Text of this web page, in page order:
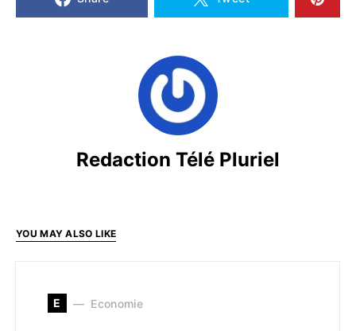
Redaction Télé Pluriel
YOU MAY ALSO LIKE
E Economie